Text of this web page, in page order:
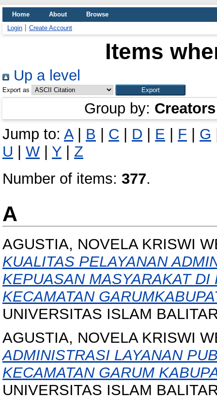
Home About
Browse
Login
Create Account
Items
Up a level
Export as
Group by: Creators
Jump to: A| B C D E F G
U
W Y
Z
Number of items: 377.
A
AGUSTIA, NOVELA KRISWI
KUALITAS PELAYANAN
KEPUASAN MASYARAKAT
KECAMATAN
UNIVERSITAS ISLAM
AGUSTIA, NOVELA KRISWI
ADMINISTRASI LAYANAN
KECAMATAN GARUM
UNIVERSITAS ISLAM